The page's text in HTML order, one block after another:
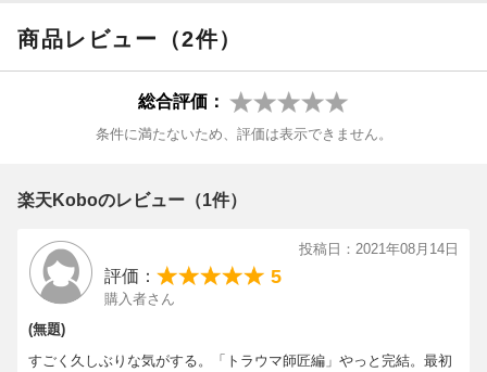
やはり浩太は尊さMAXだった！
商品レビュー（2件）
総合評価：
条件に満たないため、評価は表示できません。
楽天Koboのレビュー（1件）
投稿日：2021年08月14日
評価： 5
購入者さん
(無題)
すごく久しぶりな気がする。「トラウマ師匠編」やっと完結。最初